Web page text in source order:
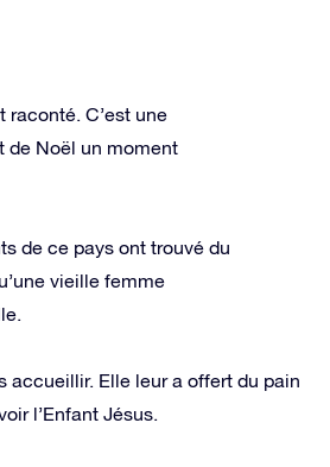
C’est une
de Noël un moment
de ce pays ont trouvé du
vieille femme
accueillir. Elle leur a offert du pain
l’Enfant Jésus.